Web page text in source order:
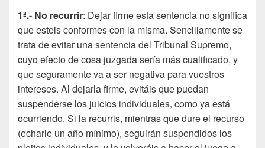
1ª.- No recurrir: Dejar firme esta sentencia no significa
que esteis conformes con la misma. Sencillamente se
trata de evitar una sentencia del Tribunal Supremo,
cuyo efecto de cosa juzgada sería más cualificado, y
que seguramente va a ser negativa para vuestros
intereses. Al dejarla firme, evitáis que puedan
suspenderse los juicios individuales, como ya está
ocurriendo. Si la recurris, mientras que dure el recurso
(echarle un año mínimo), seguirán suspendidos los